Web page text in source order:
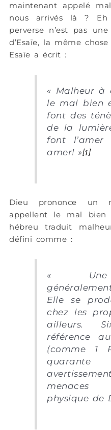
maintenant appelé
nous arrivés là ?
perverse n’est pas
d’Esaïe, la même
Esaïe a écrit :
« Malheur à
le mal bien
font des
de la
font
amer!»[1]
Dieu prononce un
appellent le mal
défini comme :
«
Elle se
chez les
ailleurs.
référence
(comme 1
quarante
physique de